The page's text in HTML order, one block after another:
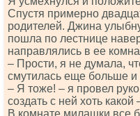
Спустя примерно
родителей. Джина
пошла по лестнице
направлялись в ее
– Прости, я не думала,
смутилась еще больше и
– Я тоже! – я провел
создать с ней хоть какой
В комнате милашки все